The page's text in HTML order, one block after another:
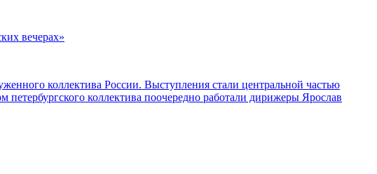
вечерах»
коллектива России. Выступления стали центральной частью
коллектива поочередно работали дирижеры Ярослав